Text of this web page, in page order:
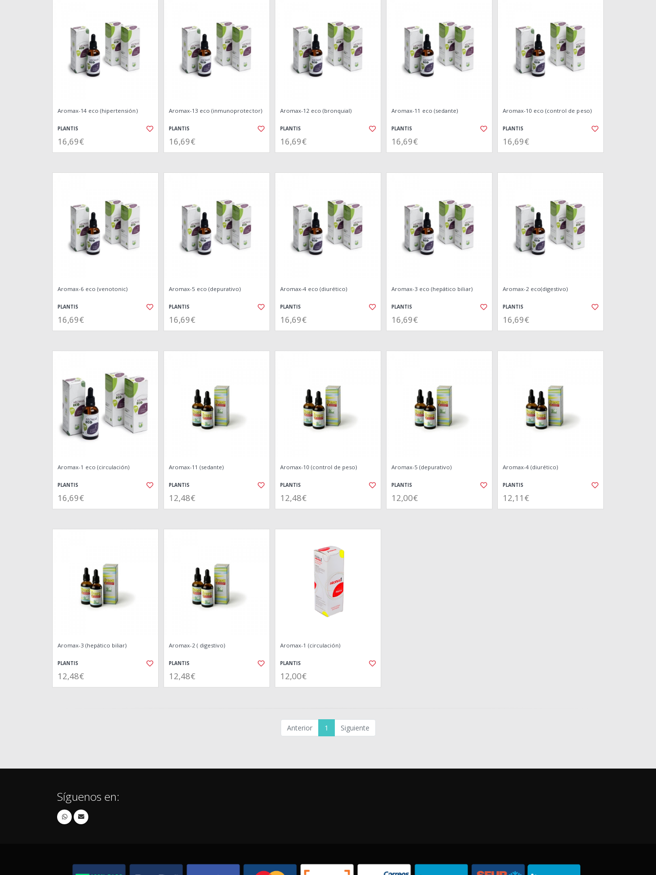
Aromax-14 eco (hipertensión)
PLANTIS
16,69€
Aromax-13 eco (inmunoprotector)
PLANTIS
16,69€
Aromax-12 eco (bronquial)
PLANTIS
16,69€
Aromax-11 eco (sedante)
PLANTIS
16,69€
Aromax-10 eco (control de peso)
PLANTIS
16,69€
Aromax-6 eco (venotonic)
PLANTIS
16,69€
Aromax-5 eco (depurativo)
PLANTIS
16,69€
Aromax-4 eco (diurético)
PLANTIS
16,69€
Aromax-3 eco (hepático biliar)
PLANTIS
16,69€
Aromax-2 eco(digestivo)
PLANTIS
16,69€
Aromax-1 eco (circulación)
PLANTIS
16,69€
Aromax-11 (sedante)
PLANTIS
12,48€
Aromax-10 (control de peso)
PLANTIS
12,48€
Aromax-5 (depurativo)
PLANTIS
12,00€
Aromax-4 (diurético)
PLANTIS
12,11€
Aromax-3 (hepático biliar)
PLANTIS
12,48€
Aromax-2 ( digestivo)
PLANTIS
12,48€
Aromax-1 (circulación)
PLANTIS
12,00€
Anterior 1 Siguiente
Síguenos en: